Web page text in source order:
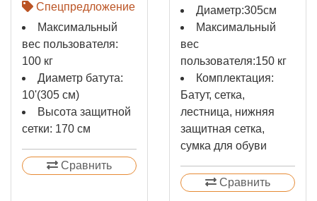
Спецпредложение
Максимальный
вес пользователя:
100 кг
Диаметр батута:
10'(305 см)
Высота защитной
сетки: 170 см
Сравнить
Диаметр:305см
Максимальный
вес
пользователя:150 кг
Комплектация:
Батут, сетка,
лестница, нижняя
защитная сетка,
сумка для обуви
Сравнить